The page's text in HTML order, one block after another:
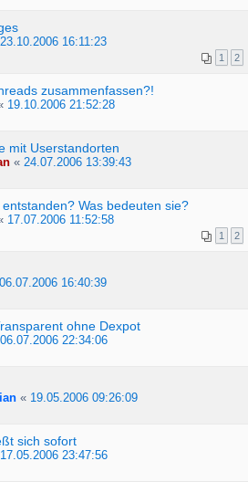
23.10.2006 16:11:23
1 2
zusammenfassen?!
19.10.2006 21:52:28
mit Userstandorten
« 24.07.2006 13:39:43
Was bedeuten sie?
17.07.2006 11:52:58
1 2
06.07.2006 16:40:39
ohne Dexpot
06.07.2006 22:34:06
« 19.05.2006 09:26:09
sich sofort
17.05.2006 23:47:56